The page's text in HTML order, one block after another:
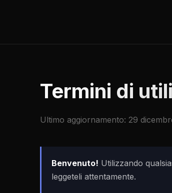
Termini di
Ultimo aggiornamento: 29
Benvenuto! Utilizzando
leggeteli attentamente.